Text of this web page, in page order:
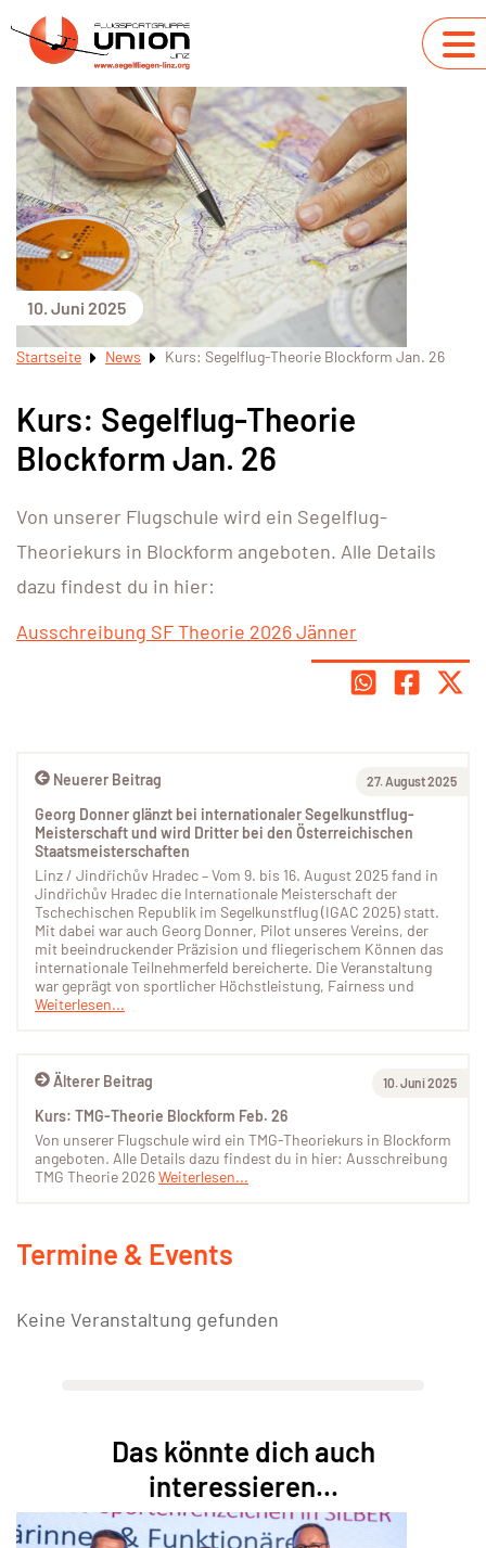
10. Juni 2025
Startseite News Kurs: Segelflug-Theorie Blockform Jan. 26
Kurs: Segelflug-Theorie
Blockform Jan. 26
Von unserer Flugschule wird ein Segelflug-
Theoriekurs in Blockform angeboten. Alle Details
dazu findest du in hier:
Ausschreibung SF Theorie 2026 Jänner
Älterer Beitrag 10. Juni 2025
Kurs: TMG-Theorie Blockform Feb. 26
Von unserer Flugschule wird ein TMG-Theoriekurs in Blockform
angeboten. Alle Details dazu findest du in hier: Ausschreibung
TMG Theorie 2026Weiterlesen...
Neuerer Beitrag 27. August 2025
Georg Donner glänzt bei internationaler Segelkunstflug-
Meisterschaft und wird Dritter bei den Österreichischen
Staatsmeisterschaften
Linz / Jindřichův Hradec – Vom 9. bis 16. August 2025 fand in
Jindřichův Hradec die Internationale Meisterschaft der
Tschechischen Republik im Segelkunstflug (IGAC 2025) statt.
Mit dabei war auch Georg Donner, Pilot unseres Vereins, der
mit beeindruckender Präzision und fliegerischem Können das
internationale Teilnehmerfeld bereicherte. Die Veranstaltung
war geprägt von sportlicher Höchstleistung, Fairness und
Weiterlesen...
Termine & Events
Keine Veranstaltung gefunden
Das könnte dich auch
interessieren...